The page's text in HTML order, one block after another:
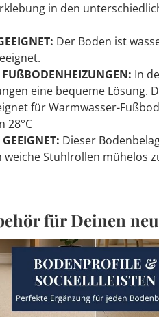
in den
Der Boden ist
FUßBODENHEIZUNGEN: In
eine bequeme Lösung.
für Warmwasser-
28°C
Dieser
weiche Stuhlrollen mühelos
für Deinen